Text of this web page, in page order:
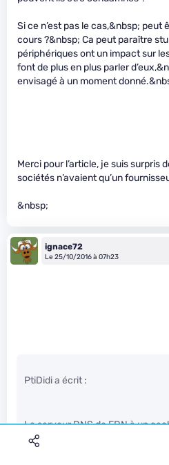
Si ce n’est pas le cas,&nbsp; peut
cours ?&nbsp; Ca peut paraître
périphériques ont un impact sur
font de plus en plus parler
envisagé à un moment
Merci pour l’article, je suis surpris
sociétés n’avaient qu’un
&nbsp;
ignace72
Le 25/10/2016 à 07h23
PtiDidi a écrit :
Le serveur DNS de FDN à un
expiré, il va mettre à jour en
github.com) si Dyn n’est pas